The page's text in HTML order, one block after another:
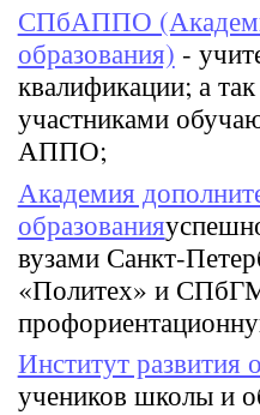
СПбАППО
образования) -
квалификации; а
участниками
АППО;
Академия
образования
вузами Санкт-
«Политех» и
Институт развития
учеников школы и